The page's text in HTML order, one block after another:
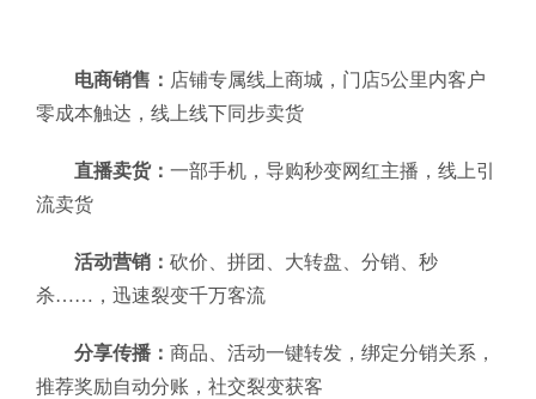
电商销售： 店铺专属线上商城，门店5公里内客户
零成本触达，线上线下同步卖货
直播卖货： 一部手机，导购秒变网红主播，线上引
流卖货
活动营销： 砍价、拼团、大转盘、分销、秒
杀……，迅速裂变千万客流
分享传播： 商品、活动一键转发，绑定分销关系，
推荐奖励自动分账，社交裂变获客